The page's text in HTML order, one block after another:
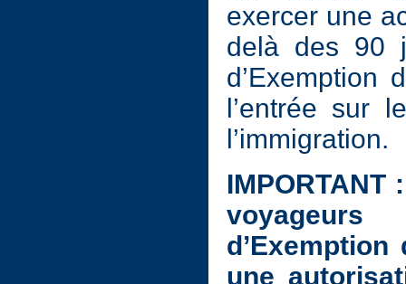
exercer une
delà des 90
d’Exemption
l’entrée sur
l’immigration.
une